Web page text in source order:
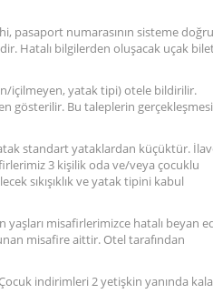
pasaport numarasının sisteme doğru
Hatalı bilgilerden oluşacak uçak
içilmeyen, yatak tipi) otele bildirilir.
gösterilir. Bu taleplerin gerçekleşmesi
standart yataklardan küçüktür.
3 kişilik oda ve/veya çocuklu
sıkışıklık ve yatak tipini kabul
yaşları misafirlerimizce hatalı beyan
misafire aittir. Otel tarafından
indirimleri 2 yetişkin yanında